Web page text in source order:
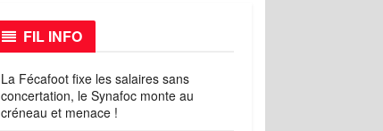
FIL INFO
La Fécafoot fixe les salaires sans
concertation, le Synafoc monte au
créneau et menace !